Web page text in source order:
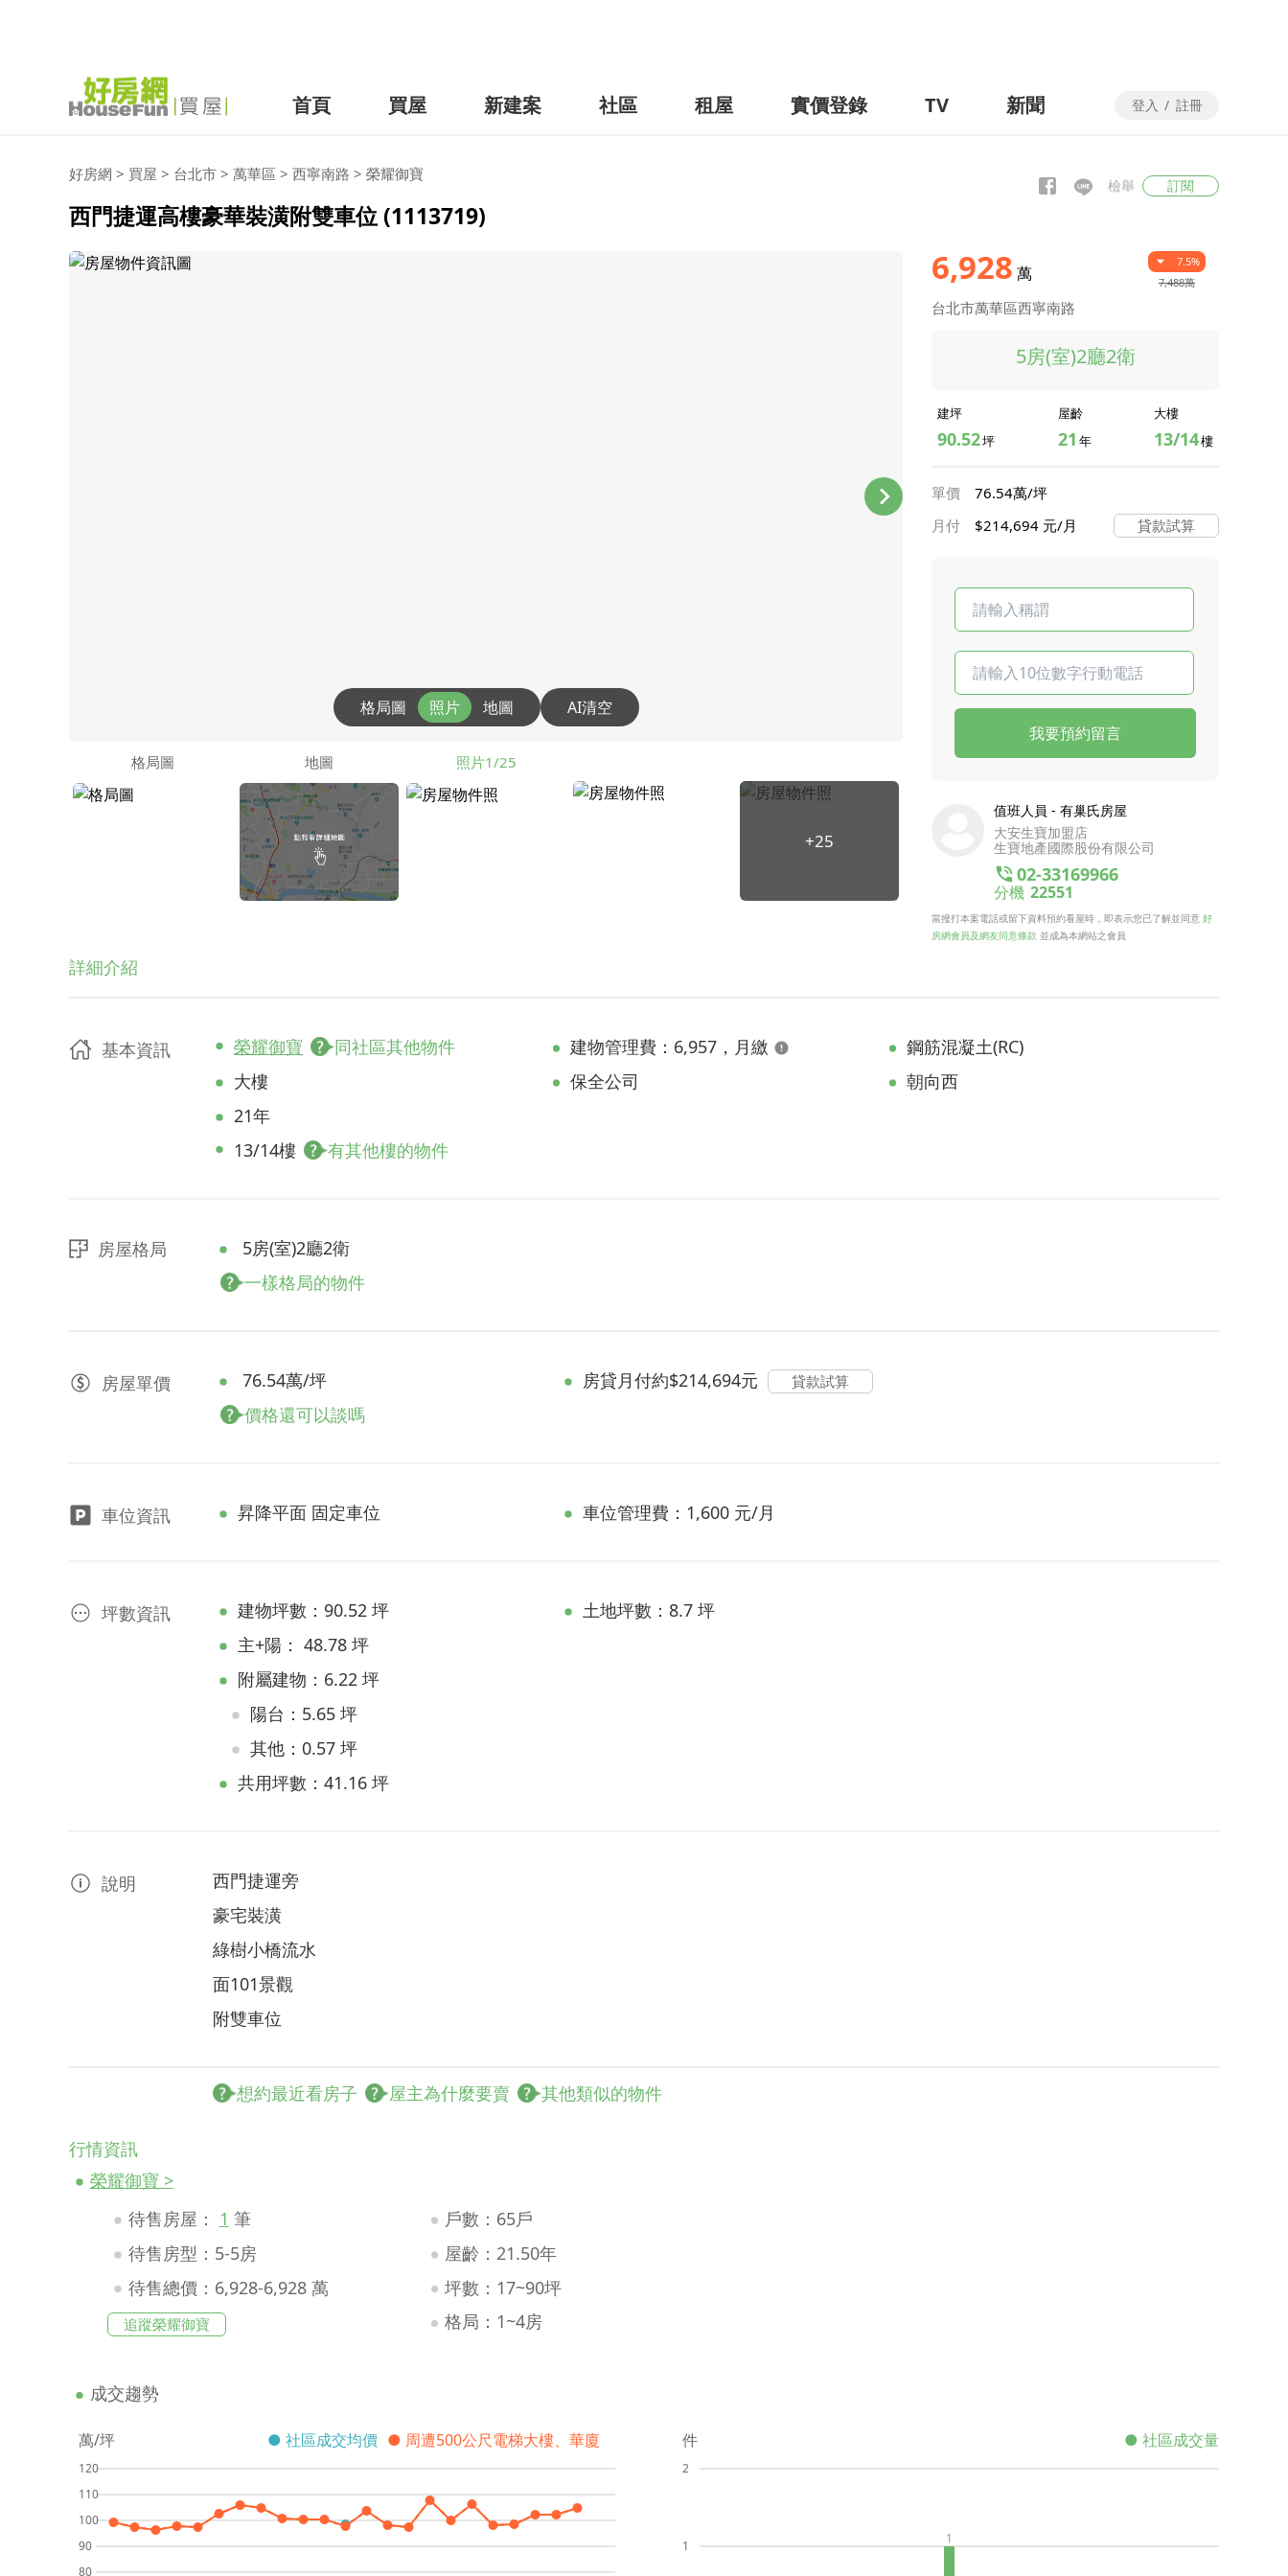
首頁 買屋 新建案 社區 租屋 實價登錄 TV 新聞 登入 / 註冊
好房網 > 買屋 > 台北市 > 萬華區 > 西寧南路 > 榮耀御寶
檢舉 訂閱
西門捷運高樓豪華裝潢附雙車位 (1113719)
格局圖 照片 地圖 AI清空
格局圖 地圖 照片1/25
+25
6,928 萬
7.5%
7,488萬
台北市萬華區西寧南路
5房(室)2廳2衛
建坪
90.52坪
屋齡
21 年
大樓
13/14樓
單價
76.54萬/坪
月付
$214,694 元/月 貸款試算
我要預約留言
值班人員 - 有巢氏房屋
大安生寶加盟店
生寶地產國際股份有限公司
02-33169966
分機 22551
當撥打本案電話或留下資料預約看屋時，即表示您已了解並同意 好
房網會員及網友同意條款 並成為本網站之會員
詳細介紹
基本資訊 榮耀御寶
同社區其他物件
大樓
21年
13/14樓
有其他樓的物件
建物管理費：6,957，月繳
保全公司
鋼筋混凝土(RC)
朝向西
房屋格局
5房(室)2廳2衛
一樣格局的物件
房屋單價
76.54萬/坪
價格還可以談嗎
房貸 月付約$214,694元 貸款試算
車位資訊 昇降平面 固定車位 車位管理費：1,600 元/月
坪數資訊
建物坪數：90.52 坪
主+陽： 48.78 坪
附屬建物：6.22 坪
陽台：5.65 坪
其他：0.57 坪
共用坪數：41.16 坪
土地坪數：8.7 坪
說明
西門捷運旁
豪宅裝潢
綠樹小橋流水
面101景觀
附雙車位
想約最近看房子 屋主為什麼要賣 其他類似的物件
行情資訊
榮耀御寶 >
待售房屋：
1 筆
待售房型：5-5房
待售總價：6,928-6,928 萬
追蹤榮耀御寶
戶數：65戶
屋齡：21.50年
坪數：17~90坪
格局：1~4房
成交趨勢
萬/坪 ● 周遭500公尺電梯大樓、華廈
● 社區成交均價
80
90
100
110
120
件 ● 社區成交量
1
2
1